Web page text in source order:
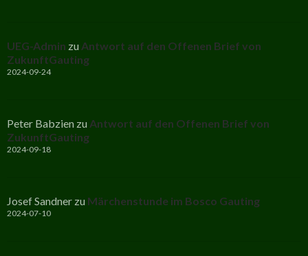
UEG-Admin zu Antwort auf den Offenen Brief von
ZukunftGauting
2024-09-24
Peter Babzien zu Antwort auf den Offenen Brief von
ZukunftGauting
2024-09-18
Josef Sandner zu Märchenstunde im Bosco Gauting
2024-07-10